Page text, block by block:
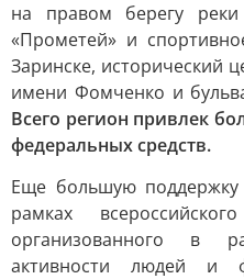
на правом берегу
«Прометей» и
Заринске, исторический
имени Фомченко и
Всего регион привлек
федеральных средств.
Еще большую
рамках
организованного в
активности людей и